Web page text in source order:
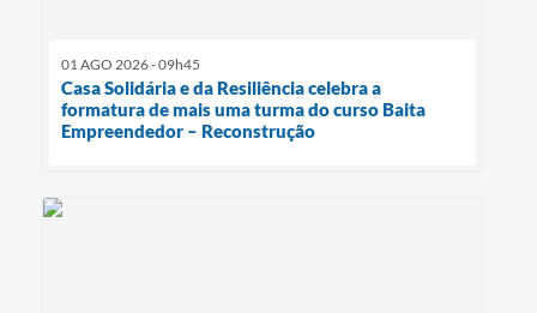
01 AGO 2026 - 09h45
Casa Solidária e da Resiliência celebra a
formatura de mais uma turma do curso Baita
Empreendedor – Reconstrução